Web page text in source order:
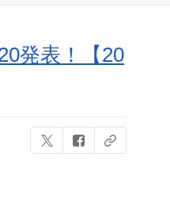
発表！【20